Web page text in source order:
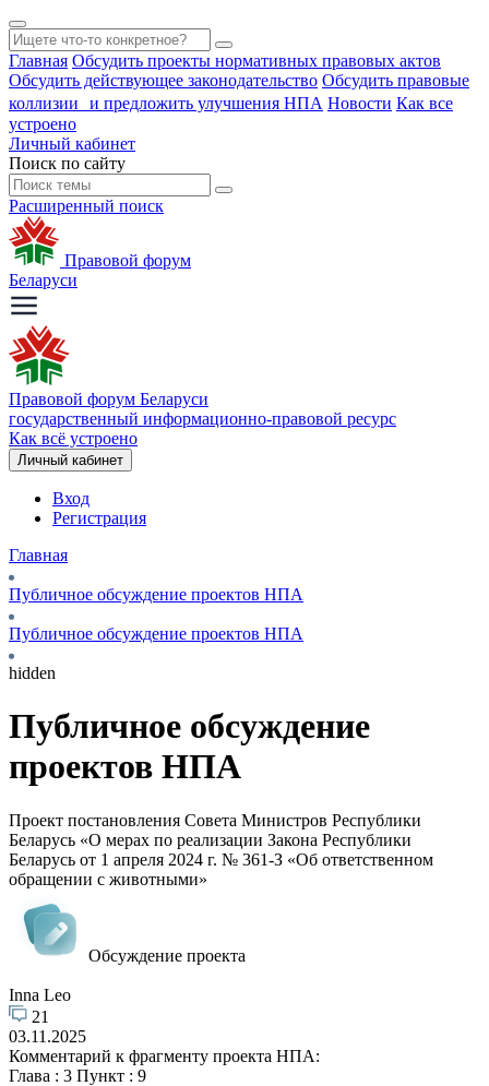
Главная Обсудить проекты нормативных правовых актов
Обсудить действующее законодательство Обсудить правовые
коллизии и предложить улучшения НПА Новости Как все
устроено
Личный кабинет
Поиск по сайту
Расширенный поиск
Правовой форум
Беларуси
Правовой форум Беларуси
государственный информационно-правовой ресурс
Как всё устроено
Личный кабинет
Вход
Регистрация
Главная
Публичное обсуждение проектов НПА
Публичное обсуждение проектов НПА
hidden
Публичное обсуждение
проектов НПА
Проект постановления Совета Министров Республики
Беларусь «О мерах по реализации Закона Республики
Беларусь от 1 апреля 2024 г. № 361-З «Об ответственном
обращении с животными»
Обсуждение проекта
Inna Leo
21
03.11.2025
Комментарий к фрагменту проекта НПА:
Глава : 3 Пункт : 9